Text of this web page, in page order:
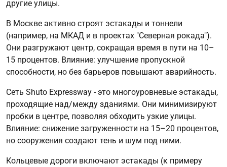
другие улицы.
В Москве активно строят эстакады и тоннели
(например, на МКАД и в проектах "Северная рокада").
Они разгружают центр, сокращая время в пути на 10–
15 процентов. Влияние: улучшение пропускной
способности, но без барьеров повышают аварийность.
Сеть Shuto Expressway - это многоуровневые эстакады,
проходящие над/между зданиями. Они минимизируют
пробки в центре, позволяя обходить узкие улицы.
Влияние: снижение загруженности на 15–20 процентов,
но сооружения создают тень и шум под ними.
Кольцевые дороги включают эстакады (к примеру